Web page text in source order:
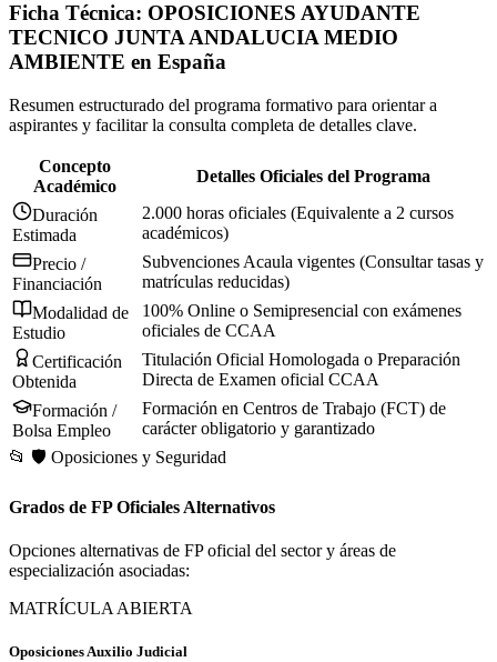
Ficha Técnica: OPOSICIONES AYUDANTE
TECNICO JUNTA ANDALUCIA MEDIO
AMBIENTE en España
Resumen estructurado del programa formativo para orientar a
aspirantes y facilitar la consulta completa de detalles clave.
Concepto
Académico
Detalles Oficiales del Programa
Duración
Estimada
2.000 horas oficiales (Equivalente a 2 cursos
académicos)
Precio /
Financiación
Subvenciones Acaula vigentes (Consultar tasas y
matrículas reducidas)
Modalidad de
Estudio
100% Online o Semipresencial con exámenes
oficiales de CCAA
Certificación
Obtenida
Titulación Oficial Homologada o Preparación
Directa de Examen oficial CCAA
Formación /
Bolsa Empleo
Formación en Centros de Trabajo (FCT) de
carácter obligatorio y garantizado
📂 🛡️ Oposiciones y Seguridad
Grados de FP Oficiales Alternativos
Opciones alternativas de FP oficial del sector y áreas de
especialización asociadas:
MATRÍCULA ABIERTA
Oposiciones Auxilio Judicial